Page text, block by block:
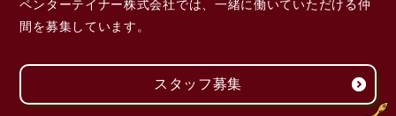
ペンターテイナー株式会社では、一緒に働いていただける仲
間を募集しています。
スタッフ募集